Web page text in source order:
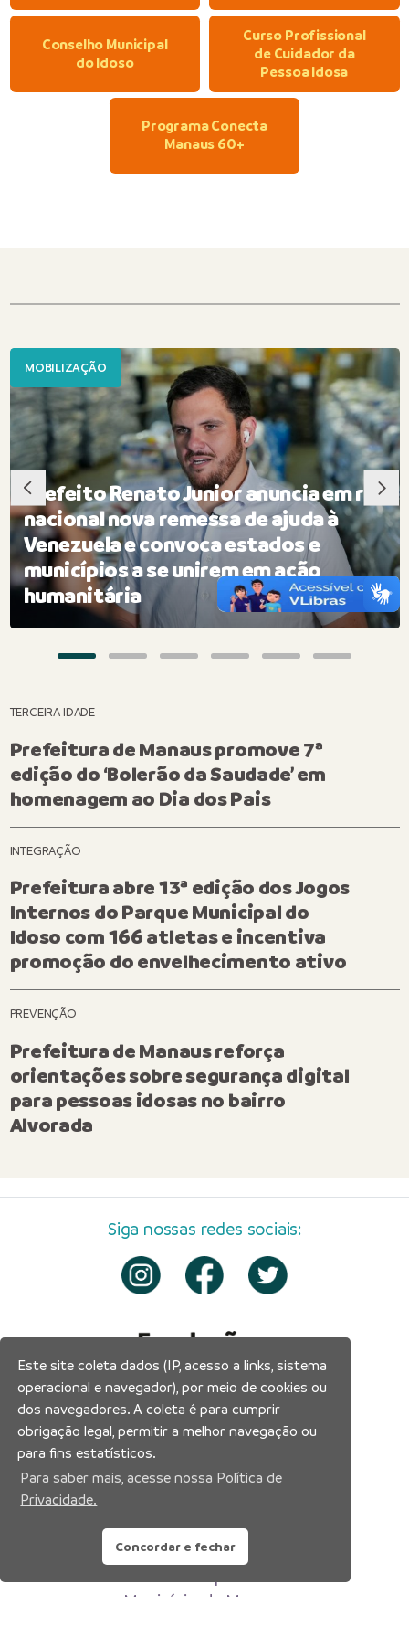
Conselho Municipal
do Idoso
Curso Profissional
de Cuidador da
Pessoa Idosa
Programa Conecta
Manaus 60+
MOBILIZAÇÃO
Prefeito Renato Junior anuncia em rede
nacional nova remessa de ajuda à
Venezuela e convoca estados e
municípios a se unirem em ação
humanitária
TERCEIRA IDADE
Prefeitura de Manaus promove 7ª
edição do ‘Bolerão da Saudade’ em
homenagem ao Dia dos Pais
INTEGRAÇÃO
Prefeitura abre 13ª edição dos Jogos
Internos do Parque Municipal do
Idoso com 166 atletas e incentiva
promoção do envelhecimento ativo
PREVENÇÃO
Prefeitura de Manaus reforça
orientações sobre segurança digital
para pessoas idosas no bairro
Alvorada
Siga nossas redes sociais:
Prefeitura Municipal de Manaus
Município de Manaus
Este site coleta dados (IP, acesso a links, sistema
operacional e navegador), por meio de cookies ou
dos navegadores. A coleta é para cumprir
obrigação legal, permitir a melhor navegação ou
para fins estatísticos.
Para saber mais, acesse nossa Política de
Privacidade.
Concordar e fechar